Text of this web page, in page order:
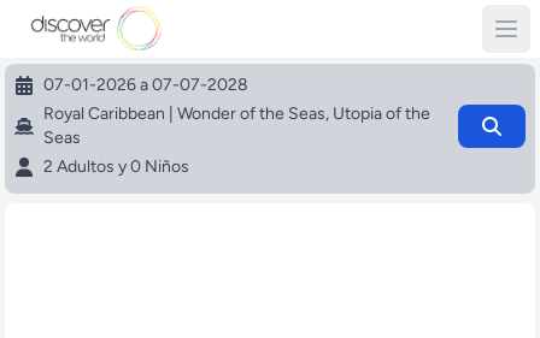
07-01-2026 a 07-07-2028
Royal Caribbean | Wonder of the Seas, Utopia of the
Seas
2 Adultos y 0 Niños